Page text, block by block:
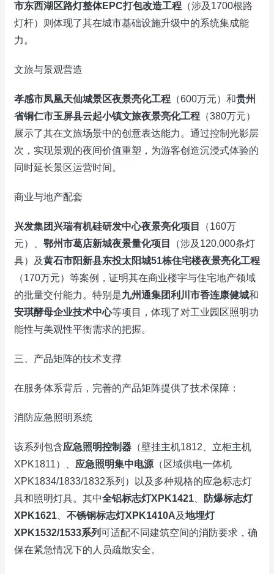
市东西湖区路灯整体EPC打包改造工程 （涉及1700根路
灯杆）则体现了其在城市基础设施升级中的系统集成能
力。
文旅与景观营造
孝感市凤凰天仙城景区夜景亮化工程 （600万元）和贵州
省铜仁市玉屏县云起小镇文旅夜景亮化工程 （380万元）
展示了其在文旅场景中的创意表达能力。通过控制光影层
次，实现景观的夜间价值重塑，为游客创造沉浸式体验的
同时延长景区运营时间。
商业与地产配套
兴发集团兴瑞有机硅研发中心夜景亮化项目
（160万
元）、 鄂州市葛店新城夜景量化项目
（涉及120,000条灯
具）及黄石市阳新县东投太阳城51栋住宅楼夜景亮化工程
（170万元）等案例，证明其在商业楼宇与住宅地产领域
的批量交付能力。特别是九州通集团利川市香连康健城和
安琪酵母企业技术中心等项目，体现了对工业园区照明功
能性与美观性平衡需求的把握。
三、产品矩阵的技术支撑
在服务体系背后，完善的产品矩阵提供了技术保障：
消防应急照明系统
该系列包含应急照明控制器 （壁挂主机1812、立柜主机
XPK1811）、 应急照明集中电源 （区域供电一体机
XPK1834/1833/1832系列）以及多种规格的应急标志灯
具和照明灯具。其中全铝标志灯XPK1421
防爆标志灯
XPK1621
不锈钢标志灯XPK1410A及地埋灯
XPK1532/1533系列可适配不同建筑空间的消防要求，确
保在紧急情况下的人员疏散安全。